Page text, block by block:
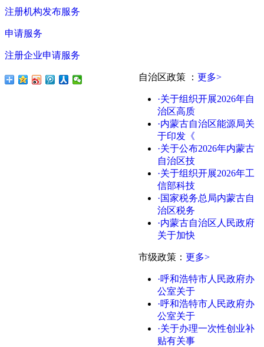
注册机构发布服务
申请服务
注册企业申请服务
自治区政策 ： 更多>
·关于组织开展2026年自
治区高质
·内蒙古自治区能源局关
于印发《
·关于公布2026年内蒙古
自治区技
·关于组织开展2026年工
信部科技
·国家税务总局内蒙古自
治区税务
·内蒙古自治区人民政府
关于加快
市级政策： 更多>
·呼和浩特市人民政府办
公室关于
·呼和浩特市人民政府办
公室关于
·关于办理一次性创业补
贴有关事